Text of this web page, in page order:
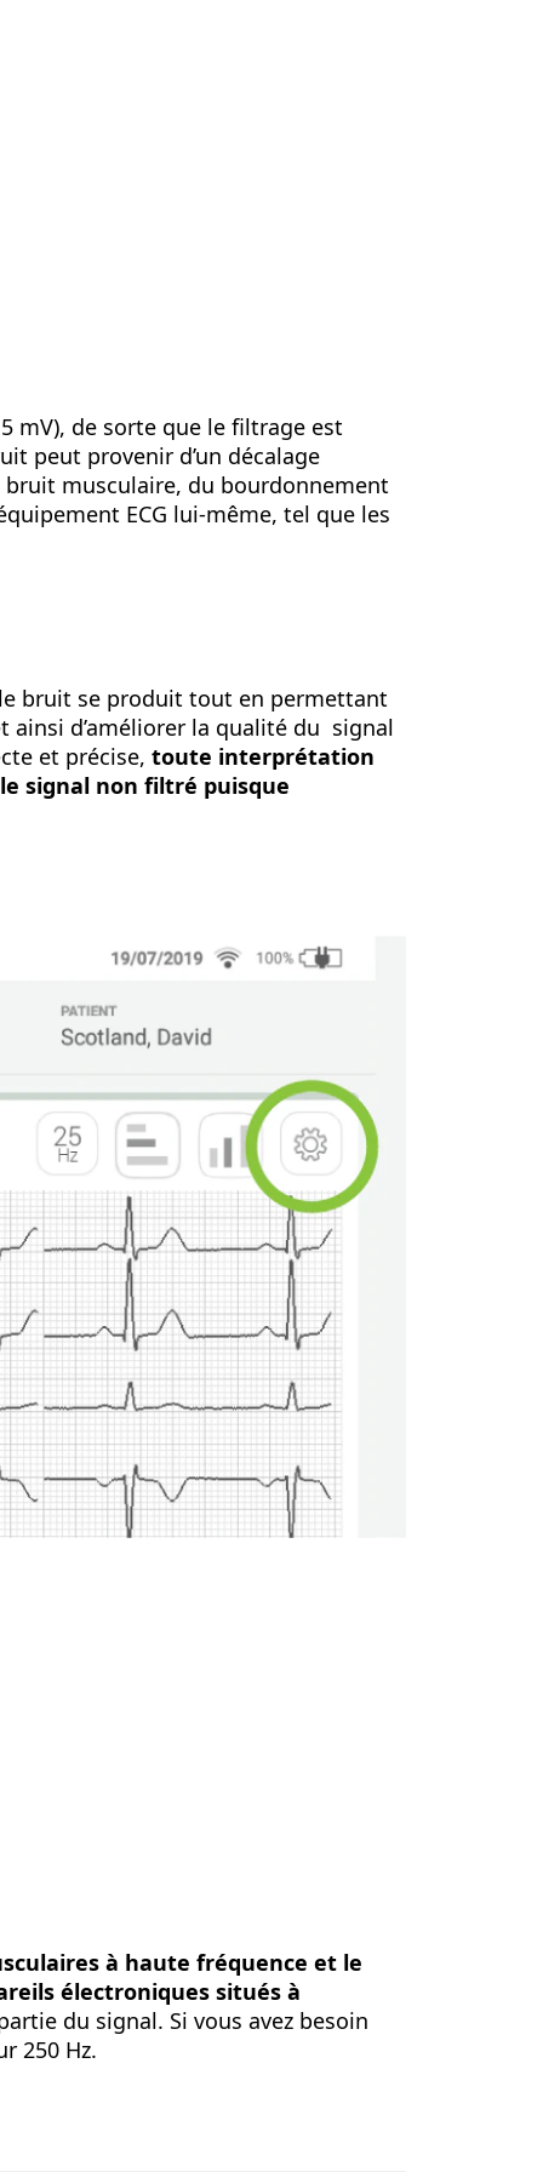
mV), de sorte que le filtrage est
peut provenir d’un décalage
musculaire, du bourdonnement
ECG lui-même, tel que les
bruit se produit tout en permettant
ainsi d’améliorer la qualité du signal
et précise,toute interprétation
signal non filtré puisque
à haute fréquence et le
électroniques situés à
du signal. Si vous avez besoin
250 Hz.